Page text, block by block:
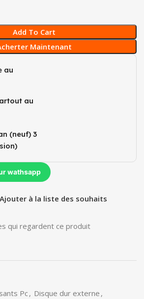
Add To Cart
Maintenant
au
au
(neuf) 3
wathsapp
Ajouter à la liste des souhaits
qui regardent ce produit
Pc, Disque dur externe ,